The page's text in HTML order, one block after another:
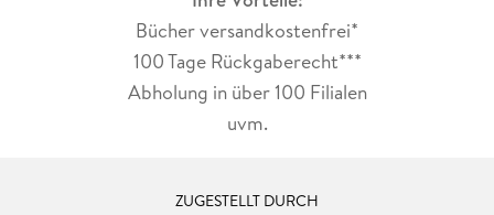
Bücher versandkostenfrei*
100 Tage Rückgaberecht***
Abholung in über 100 Filialen
uvm.
ZUGESTELLT DURCH